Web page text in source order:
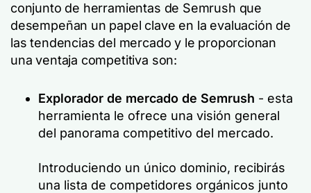
conjunto de herramientas de Semrush que
desempeñan un papel clave en la evaluación de
las tendencias del mercado y le proporcionan
una ventaja competitiva son:
Explorador de mercado de Semrush - esta
herramienta le ofrece una visión general
del panorama competitivo del mercado.
Introduciendo un único dominio, recibirás
una lista de competidores orgánicos junto